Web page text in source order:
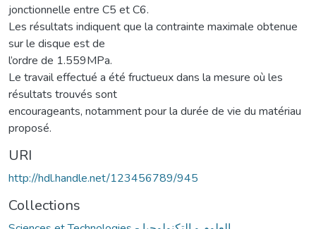
jonctionnelle entre C5 et C6.
Les résultats indiquent que la contrainte maximale obtenue
sur le disque est de
l’ordre de 1.559MPa.
Le travail effectué a été fructueux dans la mesure où les
résultats trouvés sont
encourageants, notamment pour la durée de vie du matériau
proposé.
URI
http://hdl.handle.net/123456789/945
Collections